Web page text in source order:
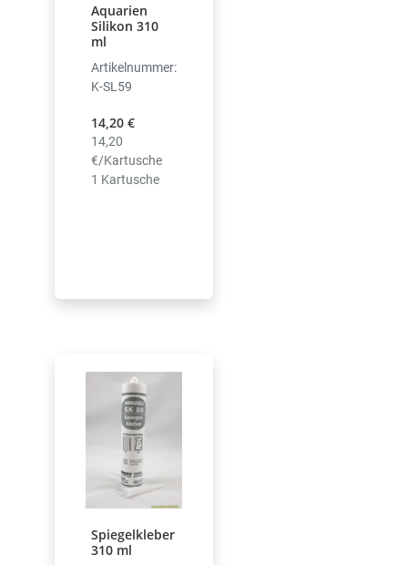
Aquarien
Silikon 310
ml
Artikelnummer:
K-SL59
14,20 €
14,20
€/Kartusche
1 Kartusche
Spiegelkleber
310 ml